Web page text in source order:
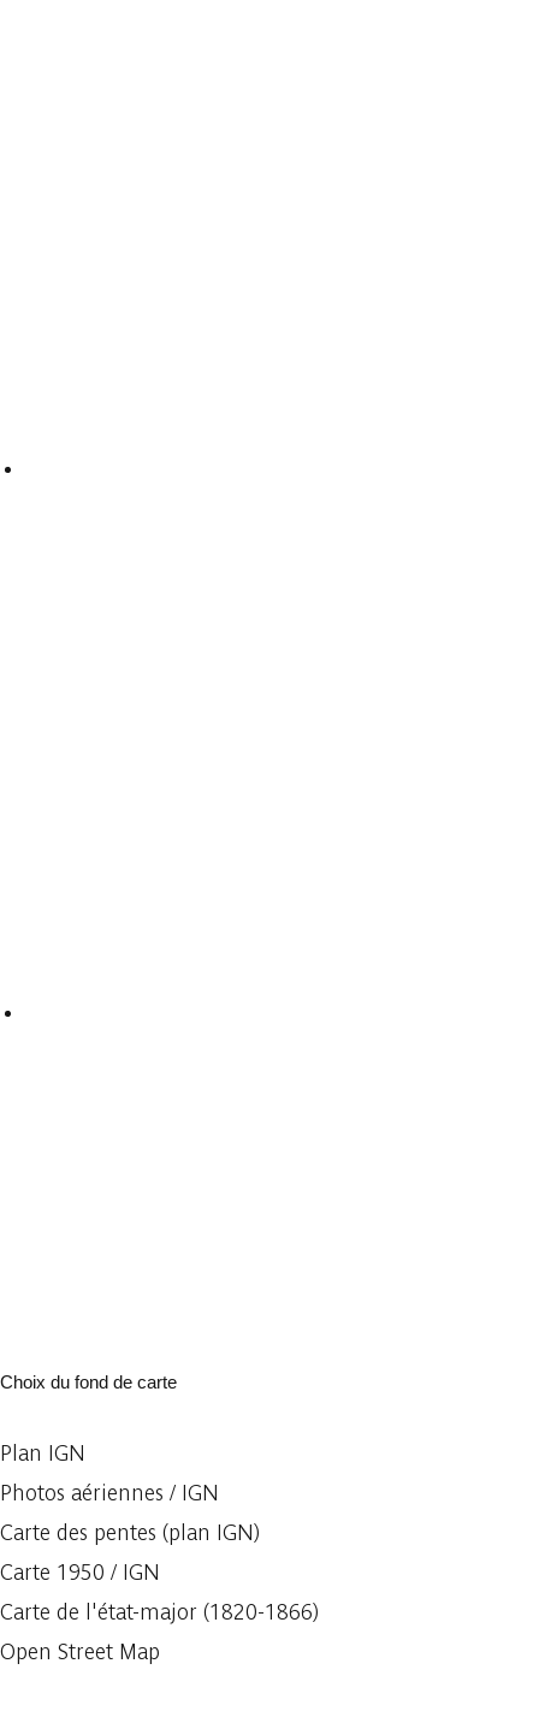
Choix du fond de carte
Plan IGN
Photos aériennes / IGN
Carte des pentes (plan IGN)
Carte 1950 / IGN
Carte de l'état-major (1820-1866)
Open Street Map